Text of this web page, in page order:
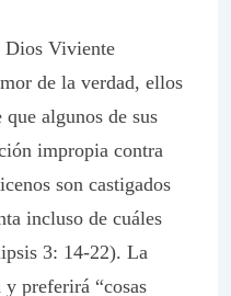
Dios Viviente
de la verdad, ellos
algunos de sus
impropia contra
son castigados
incluso de cuáles
3: 14-22). La
preferirá “cosas